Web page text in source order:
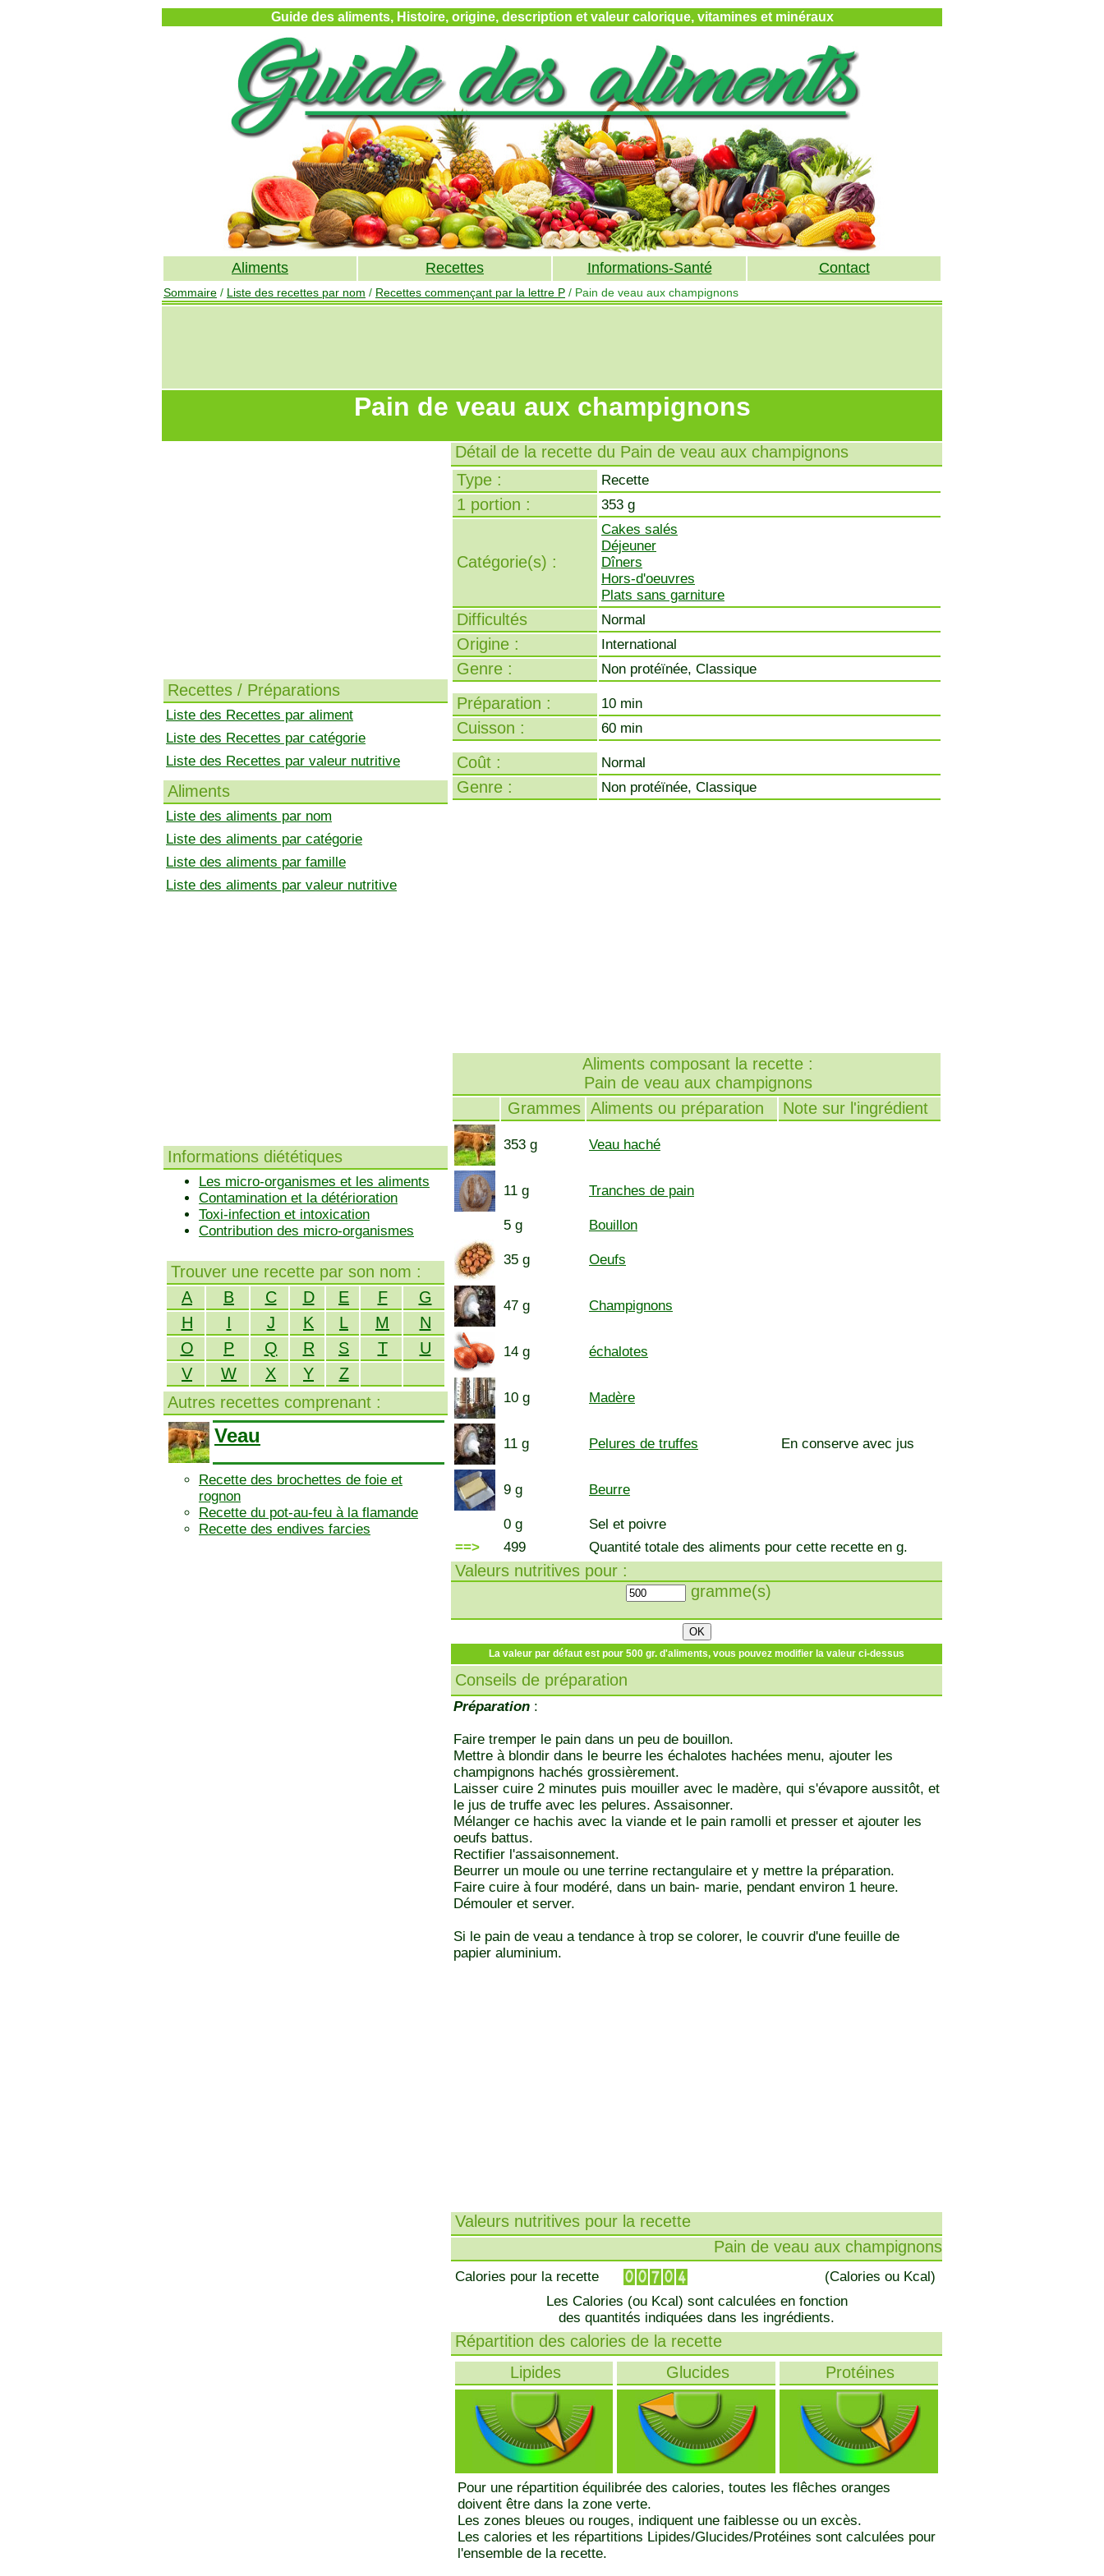
Guide des aliments, Histoire, origine, description et valeur calorique, vitamines et minéraux
Aliments Recettes Informations-Santé Contact
Sommaire / Liste des recettes par nom / Recettes commençant par la lettre P / Pain de veau aux champignons
Pain de veau aux champignons
Recettes / Préparations
Liste des Recettes par aliment
Liste des Recettes par catégorie
Liste des Recettes par valeur nutritive
Aliments
Liste des aliments par nom
Liste des aliments par catégorie
Liste des aliments par famille
Liste des aliments par valeur nutritive
Informations diététiques
Les micro-organismes et les aliments
Contamination et la détérioration
Toxi-infection et intoxication
Contribution des micro-organismes
Trouver une recette par son nom :
A
B C D E F
G
H
I J K L M
N
O
P Q R S T
U
V
W X Y
Z
Autres recettes comprenant :
Veau
Recette des brochettes de foie et
rognon
Recette du pot-au-feu à la flamande
Recette des endives farcies
Détail de la recette du Pain de veau aux champignons
Type :
Recette
1 portion : 353 g
Catégorie(s) :
Cakes salés
Déjeuner
Dîners
Hors-d'oeuvres
Plats sans garniture
Difficultés Normal
Origine : International
Genre : Non protéïnée, Classique
Préparation : 10 min
Cuisson : 60 min
Coût : Normal
Genre : Non protéïnée, Classique
Aliments composant la recette :
Pain de veau aux champignons
Grammes Aliments ou préparation Note sur l'ingrédient
353 g Veau haché
11 g Tranches de pain
5 g Bouillon
35 g Oeufs
47 g Champignons
14 g échalotes
10 g Madère
11 g Pelures de truffes En conserve avec jus
9 g Beurre
0 g
Sel et poivre
==>
499 Quantité totale des aliments pour cette recette en g.
Valeurs nutritives pour :
gramme(s)
La valeur par défaut est pour 500 gr. d'aliments, vous pouvez modifier la valeur ci-dessus
Conseils de préparation
Préparation :
Faire tremper le pain dans un peu de bouillon.
Mettre à blondir dans le beurre les échalotes hachées menu, ajouter les
champignons hachés grossièrement.
Laisser cuire 2 minutes puis mouiller avec le madère, qui s'évapore aussitôt, et
le jus de truffe avec les pelures. Assaisonner.
Mélanger ce hachis avec la viande et le pain ramolli et presser et ajouter les
oeufs battus.
Rectifier l'assaisonnement.
Beurrer un moule ou une terrine rectangulaire et y mettre la préparation.
Faire cuire à four modéré, dans un bain- marie, pendant environ 1 heure.
Démouler et server.
Si le pain de veau a tendance à trop se colorer, le couvrir d'une feuille de
papier aluminium.
Valeurs nutritives pour la recette
Pain de veau aux champignons
Calories pour la recette
(Calories ou Kcal)
Les Calories (ou Kcal) sont calculées en fonction
des quantités indiquées dans les ingrédients.
Répartition des calories de la recette
Lipides
Glucides Protéines
Pour une répartition équilibrée des calories, toutes les flêches oranges
doivent être dans la zone verte.
Les zones bleues ou rouges, indiquent une faiblesse ou un excès.
Les calories et les répartitions Lipides/Glucides/Protéines sont calculées pour
l'ensemble de la recette.